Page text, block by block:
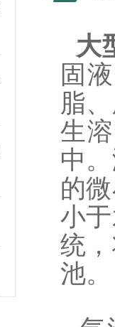
大
固
脂
生
中
的
小
统
池。